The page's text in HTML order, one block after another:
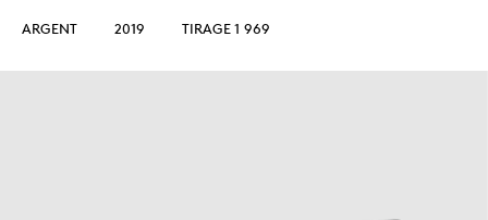
ARGENT 2019 TIRAGE 1 969